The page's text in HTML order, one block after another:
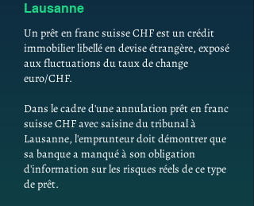
Lausanne
Un prêt en franc suisse CHF est un crédit
immobilier libellé en devise étrangère, exposé
aux fluctuations du taux de change
euro/CHF.
Dans le cadre d'une annulation prêt en franc
suisse CHF avec saisine du tribunal à
Lausanne, l'emprunteur doit démontrer que
sa banque a manqué à son obligation
d'information sur les risques réels de ce type
de prêt.